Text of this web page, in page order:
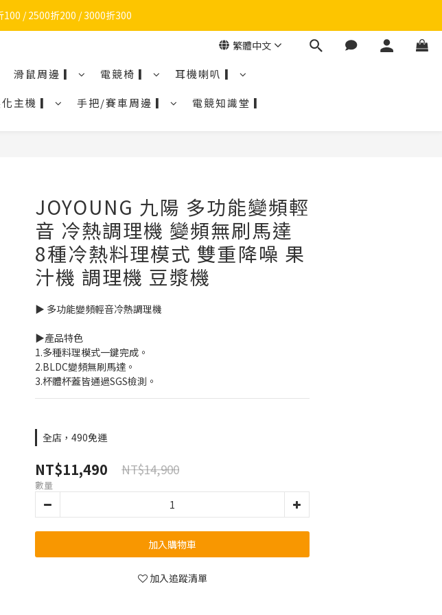
/ 2500折200 / 3000折300
/ 2500折200 / 3000折300
/ 2500折200 / 3000折300
繁體中文
滑鼠周邊 ▎ 電競椅 ▎
耳機喇叭 ▎
主機 ▎ 手把/賽車周邊 ▎ 電競知識堂 ▎
JOYOUNG 九陽 多功能變頻輕
音 冷熱調理機 變頻無刷馬達
8種冷熱料理模式 雙重降噪 果
汁機 調理機 豆漿機
▶️ 多功能變頻輕音冷熱調理機
▶️產品特色
1.多種料理模式一鍵完成。
2.BLDC變頻無刷馬達。
3.杯體杯蓋皆通過SGS檢測。
全店，490免運
NT$11,490 NT$14,900
數量
加入購物車
加入追蹤清單